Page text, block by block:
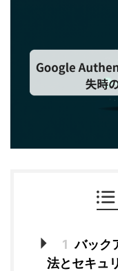
1 バック
法とセキュ